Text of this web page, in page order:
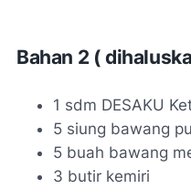
Bahan 2 (
1 sdm DESAKU
5 siung bawang
5 buah bawang
3 butir kemiri